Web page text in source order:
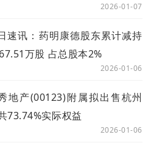
2026-01-07
速讯：药明康德股东累计减持
万股 占总股本2%
2026-01-06
地产(00123)附属拟出售杭州
73.74%实际权益
2026-01-06